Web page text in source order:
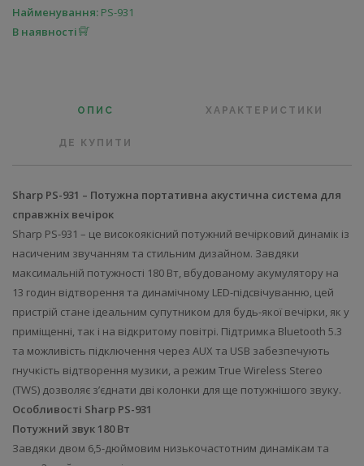
Найменування: PS-931
В наявності
ОПИС ХАРАКТЕРИСТИКИ
ДЕ КУПИТИ
Sharp PS-931 – Потужна портативна акустична система для
справжніх вечірок
Sharp PS-931 – це високоякісний потужний вечірковий динамік із
насиченим звучанням та стильним дизайном. Завдяки
максимальній потужності 180 Вт, вбудованому акумулятору на
13 годин відтворення та динамічному LED-підсвічуванню, цей
пристрій стане ідеальним супутником для будь-якої вечірки, як у
приміщенні, так і на відкритому повітрі. Підтримка Bluetooth 5.3
та можливість підключення через AUX та USB забезпечують
гнучкість відтворення музики, а режим True Wireless Stereo
(TWS) дозволяє з’єднати дві колонки для ще потужнішого звуку.
Особливості Sharp PS-931
Потужний звук 180 Вт
Завдяки двом 6,5-дюймовим низькочастотним динамікам та